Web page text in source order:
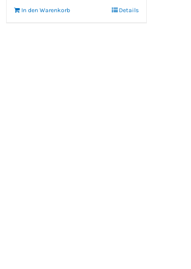
In den Warenkorb Details